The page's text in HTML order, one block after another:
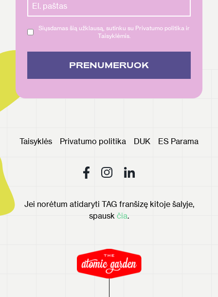
Siųsdamas šią užklausą, sutinku su Privatumo politika ir
Taisyklėmis.
PRENUMERUOK
Taisyklės Privatumo politika DUK ES Parama
Jei norėtum atidaryti TAG franšizę kitoje šalyje,
spausk čia.